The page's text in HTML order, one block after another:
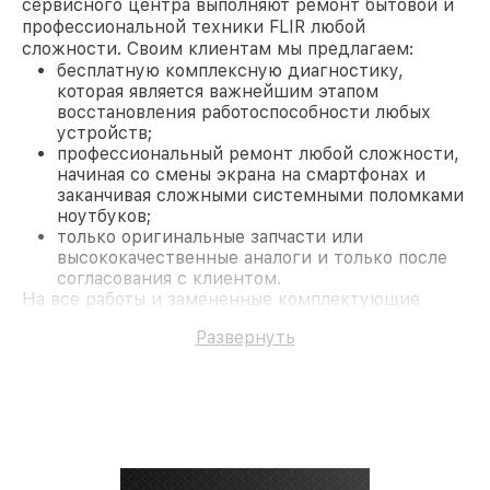
сервисного центра выполняют ремонт бытовой и
профессиональной техники FLIR любой
сложности. Своим клиентам мы предлагаем:
бесплатную комплексную диагностику,
которая является важнейшим этапом
восстановления работоспособности любых
устройств;
профессиональный ремонт любой сложности,
начиная со смены экрана на смартфонах и
заканчивая сложными системными поломками
ноутбуков;
только оригинальные запчасти или
высококачественные аналоги и только после
согласования с клиентом.
На все работы и замененные комплектующие
поломки по условиям гарантии, мы бесплатно
безупречной репутацией;
Развернуть